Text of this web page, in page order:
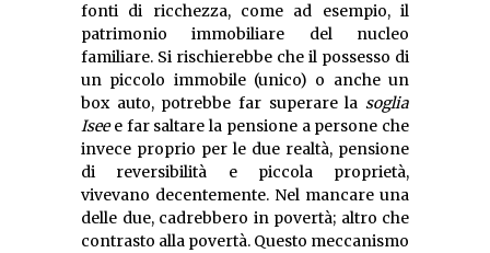
fonti di ricchezza, come ad esempio, il
patrimonio immobiliare del nucleo
familiare. Si rischierebbe che il possesso di
un piccolo immobile (unico) o anche un
box auto, potrebbe far superare la soglia
Iseee far saltare la pensione a persone che
invece proprio per le due realtà, pensione
di reversibilità e piccola proprietà,
vivevano decentemente. Nel mancare una
delle due, cadrebbero in povertà; altro che
contrasto alla povertà. Questo meccanismo